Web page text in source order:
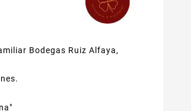
Bodegas Ruiz Alfaya,